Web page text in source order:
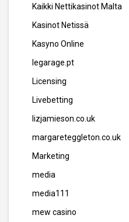
Kaikki Nettikasinot Malta
Kasinot Netissä
Kasyno Online
legarage.pt
Licensing
Livebetting
lizjamieson.co.uk
margareteggleton.co.uk
Marketing
media
media111
mew casino